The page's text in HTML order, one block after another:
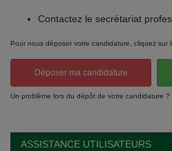
Contactez le secrétariat
Pour nous déposer votre candidature, cliquez sur
Déposer ma candidature
Un problème lors du dépôt de votre candidature ?
ASSISTANCE UTILISATEURS